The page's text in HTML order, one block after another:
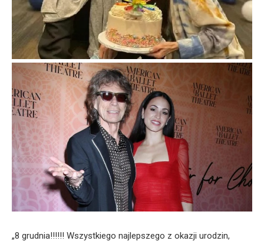
„8 grudnia!!!!!! Wszystkiego najlepszego z okazji urodzin,